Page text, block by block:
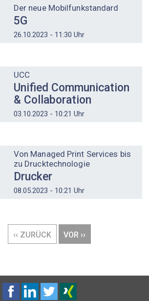
Der neue Mobilfunkstandard
5G
26.10.2023 - 11:30 Uhr
UCC
Unified Communication
& Collaboration
03.10.2023 - 10:21 Uhr
Von Managed Print Services bis
zu Drucktechnologie
Drucker
08.05.2023 - 10:21 Uhr
VORHERIGE
SEITE
‹‹ ZURÜCK
NÄCHSTE
SEITE
VOR ››